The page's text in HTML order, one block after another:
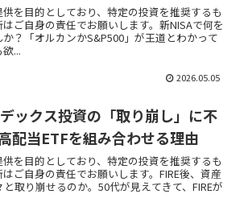
を目的としており、特定の投資を推奨するも
ご自身の責任でお願いします。新NISAで何を
？「オルカンかS&P500」が王道とわかって
...
2026.05.05
ックス投資の「取り崩し」に不
配当ETFを組み合わせる理由
を目的としており、特定の投資を推奨するも
ご自身の責任でお願いします。FIRE後、資産
取り崩せるのか。50代が見えてきて、FIREが